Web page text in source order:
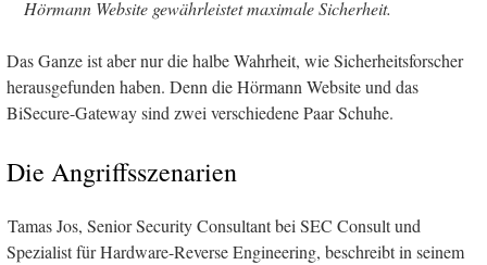
Hörmann Website gewährleistet maximale Sicherheit.
Das Ganze ist aber nur die halbe Wahrheit, wie Sicherheitsforscher
herausgefunden haben. Denn die Hörmann Website und das
BiSecure-Gateway sind zwei verschiedene Paar Schuhe.
Die Angriffsszenarien
Tamas Jos, Senior Security Consultant bei SEC Consult und
Spezialist für Hardware-Reverse Engineering, beschreibt in seinem